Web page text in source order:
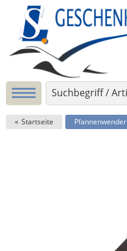
Startseite Pfannenwender